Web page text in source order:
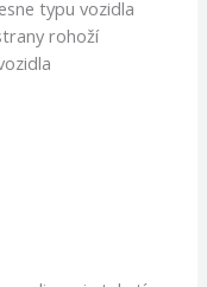
typu vozidla
rohoží